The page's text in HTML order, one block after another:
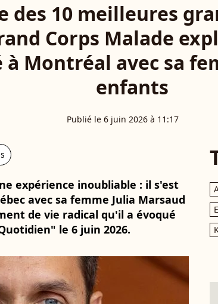
des 10 meilleures
Corps Malade
Montréal avec sa
enfants
Publié le 6 juin 2026 à 11:17
expérience inoubliable : il s'est
avec sa femme Julia Marsaud
de vie radical qu'il a évoqué
le 6 juin 2026.